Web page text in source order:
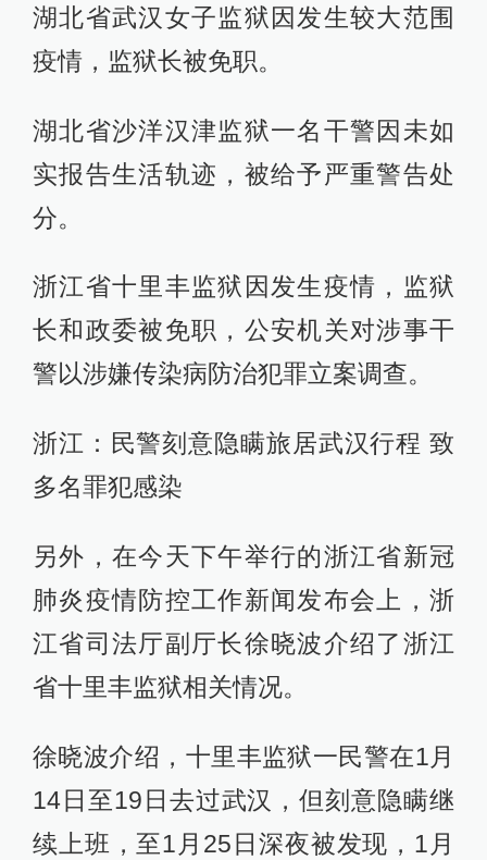
湖北省武汉女子监狱因发生较大范围
疫情，监狱长被免职。
湖北省沙洋汉津监狱一名干警因未如
实报告生活轨迹，被给予严重警告处
分。
浙江省十里丰监狱因发生疫情，监狱
长和政委被免职，公安机关对涉事干
警以涉嫌传染病防治犯罪立案调查。
浙江：民警刻意隐瞒旅居武汉行程 致
多名罪犯感染
另外，在今天下午举行的浙江省新冠
肺炎疫情防控工作新闻发布会上，浙
江省司法厅副厅长徐晓波介绍了浙江
省十里丰监狱相关情况。
徐晓波介绍，十里丰监狱一民警在1月
14日至19日去过武汉，但刻意隐瞒继
续上班，至1月25日深夜被发现，1月